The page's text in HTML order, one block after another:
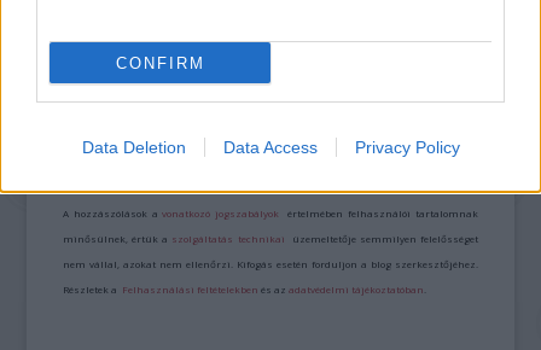
CONFIRM
Data Deletion Data Access Privacy Policy
A bejegyzés trackback címe:
https://kulturpart.hu/api/trackback/id/7944082
Kommentek:
A hozzászólások avonatkozó jogszabályok értelmében felhasználói tartalomnak
minősülnek, értük a szolgáltatás technikai üzemeltetője semmilyen felelősséget
nem vállal, azokat nem ellenőrzi. Kifogás esetén forduljon a blog szerkesztőjéhez.
Részletek a Felhasználási feltételekben és azadatvédelmi tájékoztatóban